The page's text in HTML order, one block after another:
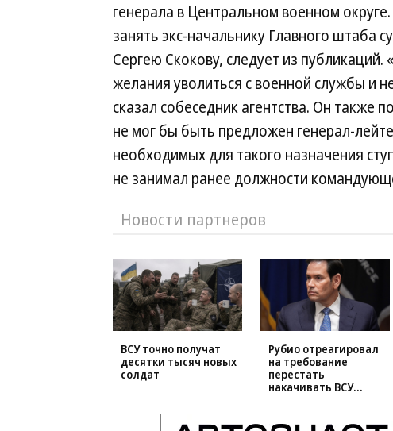
генерала в Центральном военном
занять экс-начальнику Главного штаба
Сергею Скокову, следует из
желания уволиться с военной службы и
сказал собеседник агентства. Он также
не мог бы быть предложен генерал-
необходимых для такого назначения
не занимал ранее должности
Новости партнеров
ВСУ точно получат
десятки тысяч новых
солдат
Рубио отреагировал
на требование
перестать
накачивать ВСУ